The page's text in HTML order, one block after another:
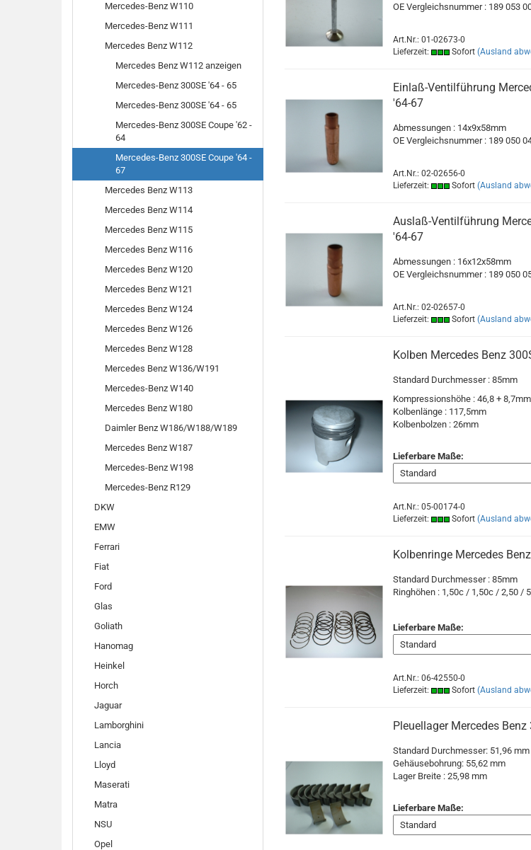
OE Vergleichsnummer : 189 053
Art.Nr.: 01-02673-0
Lieferzeit:
Sofort (Ausland
Einlaß-Ventilführung
'64-67
Abmessungen : 14x9x58mm
OE Vergleichsnummer : 189 050
Art.Nr.: 02-02656-0
Lieferzeit:
Sofort (Ausland
Auslaß-Ventilführung
'64-67
Abmessungen : 16x12x58mm
OE Vergleichsnummer : 189 050
Art.Nr.: 02-02657-0
Lieferzeit:
Sofort (Ausland
Kolben Mercedes Benz
Standard Durchmesser : 85mm
Kompressionshöhe : 46,8 + 8,7mm
Kolbenlänge : 117,5mm
Kolbenbolzen : 26mm
Lieferbare Maße:
Art.Nr.: 05-00174-0
Lieferzeit:
Sofort (Ausland
Kolbenringe Mercedes
Standard Durchmesser : 85mm
Ringhöhen : 1,50c / 1,50c / 2,50 /
Lieferbare Maße:
Art.Nr.: 06-42550-0
Lieferzeit:
Sofort (Ausland
Pleuellager Mercedes
Standard Durchmesser: 51,96 mm
Gehäusebohrung: 55,62 mm
Lager Breite : 25,98 mm
Lieferbare Maße:
Mercedes-Benz W110
Mercedes-Benz W111
Mercedes Benz W112
Mercedes Benz W112 anzeigen
Mercedes-Benz 300SE '64 - 65
Mercedes-Benz 300SE '64 - 65
Mercedes-Benz 300SE Coupe '62 -
64
Mercedes-Benz 300SE Coupe '64 -
67
Mercedes Benz W113
Mercedes Benz W114
Mercedes Benz W115
Mercedes Benz W116
Mercedes Benz W120
Mercedes Benz W121
Mercedes Benz W124
Mercedes Benz W126
Mercedes Benz W128
Mercedes Benz W136/W191
Mercedes-Benz W140
Mercedes Benz W180
Daimler Benz W186/W188/W189
Mercedes Benz W187
Mercedes-Benz W198
Mercedes-Benz R129
DKW
EMW
Ferrari
Fiat
Ford
Glas
Goliath
Hanomag
Heinkel
Horch
Jaguar
Lamborghini
Lancia
Lloyd
Maserati
Matra
NSU
Opel